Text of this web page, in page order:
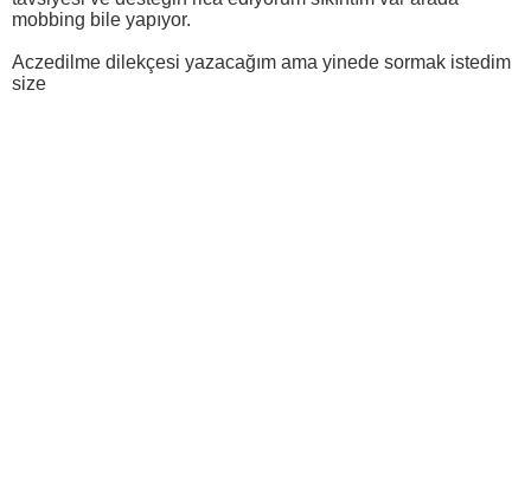
mobbing bile yapıyor.
Aczedilme dilekçesi yazacağım ama yinede sormak istedim
size